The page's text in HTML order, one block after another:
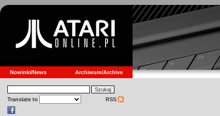
Nowinki/News Archiwum/Archive
Translate to RSS